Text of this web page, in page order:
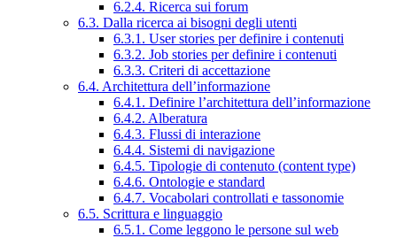
6.2.4. Ricerca sui forum
6.3. Dalla ricerca ai bisogni degli utenti
6.3.1. User stories per definire i contenuti
6.3.2. Job stories per definire i contenuti
6.3.3. Criteri di accettazione
6.4. Architettura dell’informazione
6.4.1. Definire l’architettura dell’informazione
6.4.2. Alberatura
6.4.3. Flussi di interazione
6.4.4. Sistemi di navigazione
6.4.5. Tipologie di contenuto (content type)
6.4.6. Ontologie e standard
6.4.7. Vocabolari controllati e tassonomie
6.5. Scrittura e linguaggio
6.5.1. Come leggono le persone sul web